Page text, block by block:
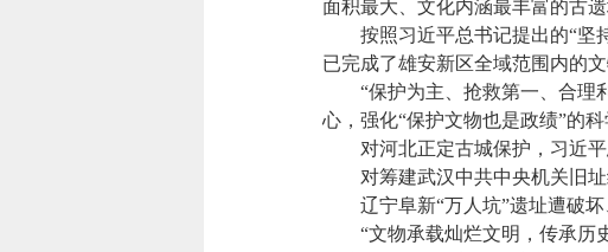
面积最大、文化内涵最丰富的古
按照习近平总书记提出的“坚持
已完成了雄安新区全域范围内的
“保护为主、抢救第一、合理
心，强化“保护文物也是政绩”的
对河北正定古城保护，习近平
对筹建武汉中共中央机关旧址
辽宁阜新“万人坑”遗址遭破坏
“文物承载灿烂文明，传承历史